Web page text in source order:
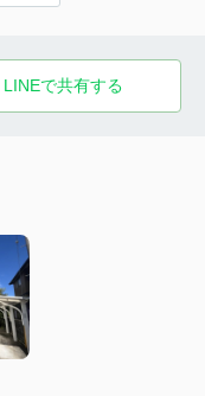
LINEで共有する